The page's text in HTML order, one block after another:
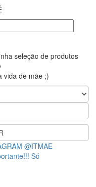
seleção de produtos
vida de mãe ;)
@ITMAE
Só